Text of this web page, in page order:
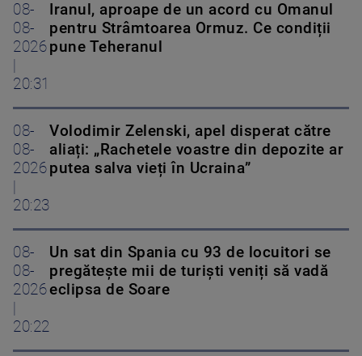
08-
08-
2026
20:31
Iranul, aproape de un acord cu Omanul
pentru Strâmtoarea Ormuz. Ce condiții
pune Teheranul
08-
08-
2026
20:23
Volodimir Zelenski, apel disperat către
aliați: „Rachetele voastre din depozite ar
putea salva vieți în Ucraina”
08-
08-
2026
20:22
Un sat din Spania cu 93 de locuitori se
pregătește mii de turiști veniți să vadă
eclipsa de Soare